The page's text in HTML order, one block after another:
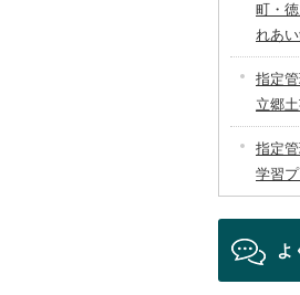
町・
れあい
指定
立郷
指定
学習プ
よ